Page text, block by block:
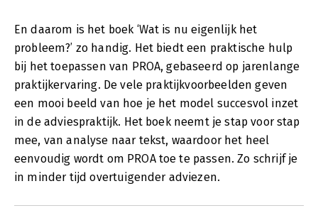
En daarom is het boek ‘Wat is nu eigenlijk het
probleem?’ zo handig. Het biedt een praktische hulp
bij het toepassen van PROA, gebaseerd op jarenlange
praktijkervaring. De vele praktijkvoorbeelden geven
een mooi beeld van hoe je het model succesvol inzet
in de adviespraktijk. Het boek neemt je stap voor stap
mee, van analyse naar tekst, waardoor het heel
eenvoudig wordt om PROA toe te passen. Zo schrijf je
in minder tijd overtuigender adviezen.